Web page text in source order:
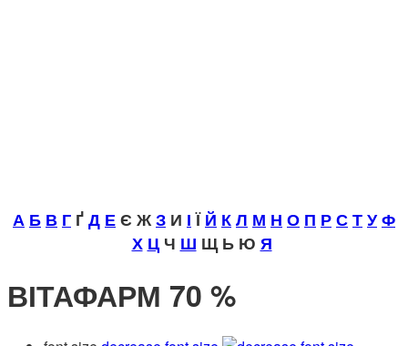
А Б В Г ҐД ЕЄ ЖЗ И ІЇЙ КЛ М Н О П РСТУФ
Х ЦЧ Ш Щ Ь Ю Я
ВІТАФАРМ 70 %